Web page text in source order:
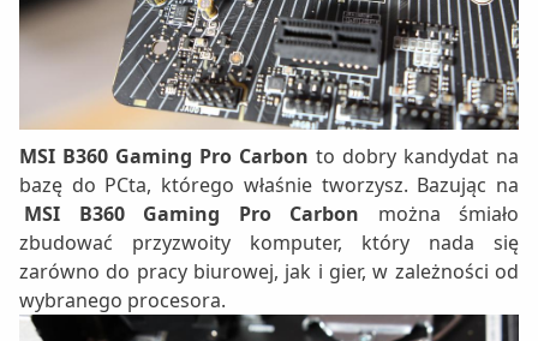
MSI B360 Gaming Pro Carbon to dobry kandydat na
bazę do PCta, którego właśnie tworzysz. Bazując na
MSI B360 Gaming Pro Carbon można śmiało
zbudować przyzwoity komputer, który nada się
zarówno do pracy biurowej, jak i gier, w zależności od
wybranego procesora.